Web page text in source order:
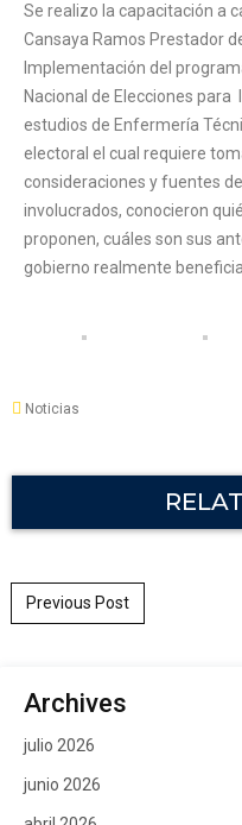
Se realizo la capacitación a
Cansaya Ramos Prestador
Implementación del
Nacional de Elecciones
estudios de Enfermería
electoral el cual requiere
consideraciones y fuentes
involucrados, conocieron
proponen, cuáles son sus
gobierno realmente
Noticias
Post navigation
Previous Post
Archives
julio 2026
junio 2026